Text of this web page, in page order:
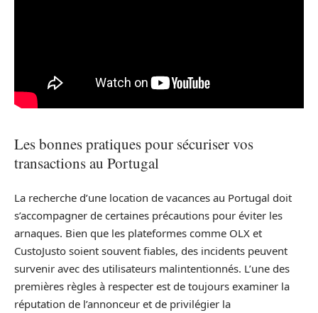
Les bonnes pratiques pour sécuriser vos
transactions au Portugal
La recherche d’une location de vacances au Portugal doit
s’accompagner de certaines précautions pour éviter les
arnaques. Bien que les plateformes comme OLX et
CustoJusto soient souvent fiables, des incidents peuvent
survenir avec des utilisateurs malintentionnés. L’une des
premières règles à respecter est de toujours examiner la
réputation de l’annonceur et de privilégier la